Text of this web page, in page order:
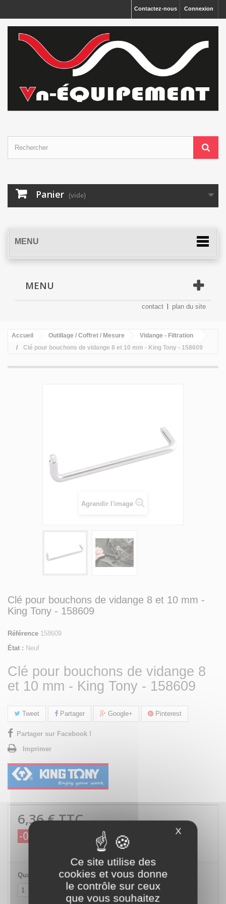
Ce site utilise des
cookies et vous donne
le contrôle sur ceux
que vous souhaitez
X Masquer
Connexion
Contactez-nous
Panier (vide)
MENU
MENU
contact plan du site
Accueil Outillage / Coffret / Mesure
Vidange - Filtration
Clé pour bouchons de vidange 8 et 10 mm - King Tony - 158609
Agrandir l'image
Clé pour bouchons de vidange 8 et 10 mm -
King Tony - 158609
Référence 158609
État : Neuf
Clé pour bouchons de vidange 8
et 10 mm - King Tony - 158609
Tweet Partager Google+ Pinterest
Partager sur Facebook !
Imprimer
6,36 €TTC
-0,72 €
Quantité